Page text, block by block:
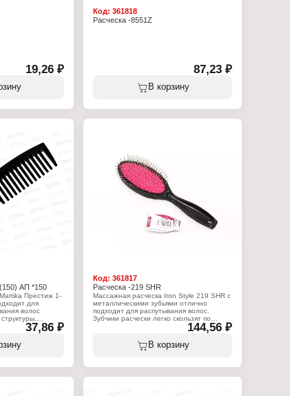
19,26 ₽
Код:361818
Расческа -8551Z
87,23 ₽
В корзину
АП *150
Престиж 1-
для
волос
даже в37,86 ₽
Код:361817
Расческа -219 SHR
Массажная расческа Iron Style 219 SHR с
металлическими зубьями отлично
подходит для распутывания волос.
Зубчики расчески легко скользят по
волосам, не травмирует кожу головы.
Благодаря размеру и форме расчески,
ее удобно держать в руках. Массажная
расческа справится с вьющимися,
Характеристики:
144,56 ₽
В корзину